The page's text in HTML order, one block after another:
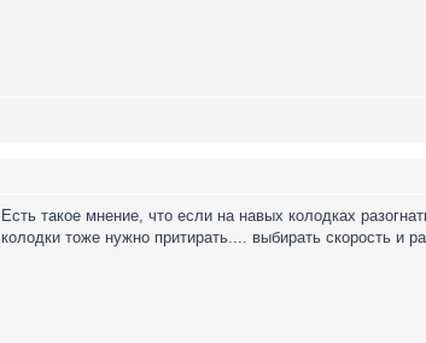
Есть такое мнение, что если на навых колодках
колодки тоже нужно притирать.... выбирать скорость и